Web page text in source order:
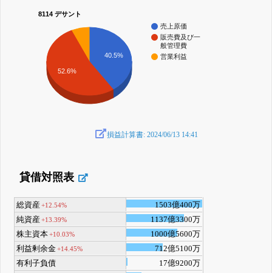
8114 デサント
売上原価
販売費及び一
般管理費
営業利益
40.5%
52.6%
損益計算書: 2024/06/13 14:41
貸借対照表
総資産+12.54%
1503億400万
純資産+13.39%
1137億3300万
株主資本+10.03%
1000億5600万
利益剰余金+14.45%
712億5100万
有利子負債
17億9200万